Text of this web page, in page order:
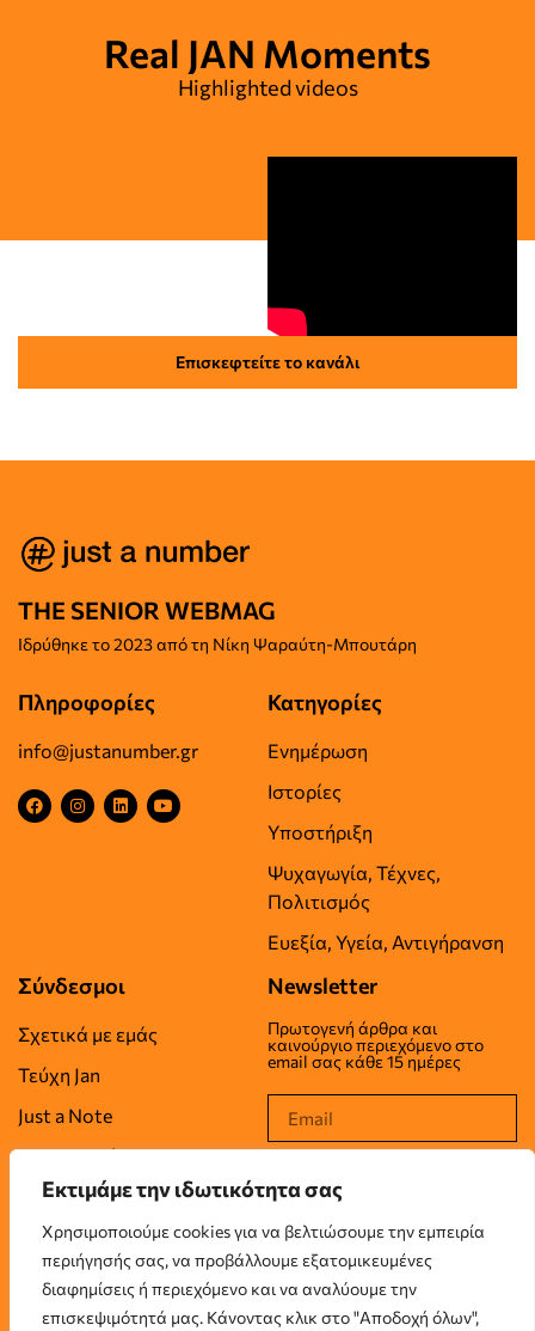
Εκτιμάμε την ιδωτικότητα σας
Χρησιμοποιούμε cookies για να βελτιώσουμε την εμπειρία
περιήγησής σας, να προβάλλουμε εξατομικευμένες
διαφημίσεις ή περιεχόμενο και να αναλύουμε την
επισκεψιμότητά μας. Κάνοντας κλικ στο "Αποδοχή όλων",
Real JAN Moments
Highlighted videos
Επισκεφτείτε το κανάλι
THE SENIOR WEBMAG
Iδρύθηκε το2023 από τη Νίκη Ψαραύτη-Μπουτάρη
Πληροφορίες
info@justanumber.gr
Κατηγορίες
Ενημέρωση
Ιστορίες
Υποστήριξη
Ψυχαγωγία, Τέχνες,
Πολιτισμός
Ευεξία, Υγεία, Αντιγήρανση
Σύνδεσμοι
Σχετικά με εμάς
Τεύχη Jan
Just a Note
Επικοινωνία
Όροι Χρήσης
Πολιτική Απορρήτου
Πολιτική Cookies
Newsletter
Πρωτογενή άρθρα και
καινούργιο περιεχόμενο στο
email σας κάθε 15 ημέρες